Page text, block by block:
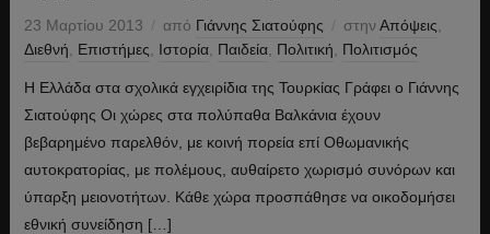
23 Μαρτίου 2013 από Γιάννης Σιατούφης στηνΑπόψεις
Διεθνή
Επιστήμες Ιστορία, Παιδεία, Πολιτική Πολιτισμός
Η Ελλάδα στα σχολικά εγχειρίδια της Τουρκίας Γράφει ο Γιάννης
Σιατούφης Οι χώρες στα πολύπαθα Βαλκάνια έχουν
βεβαρημένο παρελθόν, με κοινή πορεία επί Οθωμανικής
αυτοκρατορίας, με πολέμους, αυθαίρετο χωρισμό συνόρων και
ύπαρξη μειονοτήτων. Κάθε χώρα προσπάθησε να οικοδομήσει
εθνική συνείδηση […]